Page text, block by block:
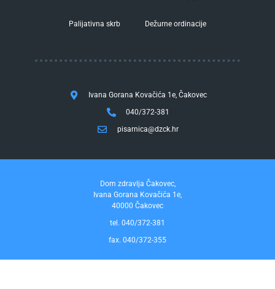
Palijativna skrb Dežurne ordinacije
Ivana Gorana Kovačića 1e, Čakovec
040/372-381
pisarnica@dzck.hr
Dom zdravlja Čakovec,
Ivana Gorana Kovačića 1e,
40000 Čakovec
tel. 040/372-381
fax. 040/372-355